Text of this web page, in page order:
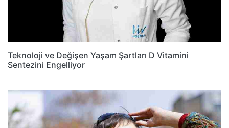
Teknoloji ve Değişen Yaşam Şartları D Vitamini
Sentezini Engelliyor